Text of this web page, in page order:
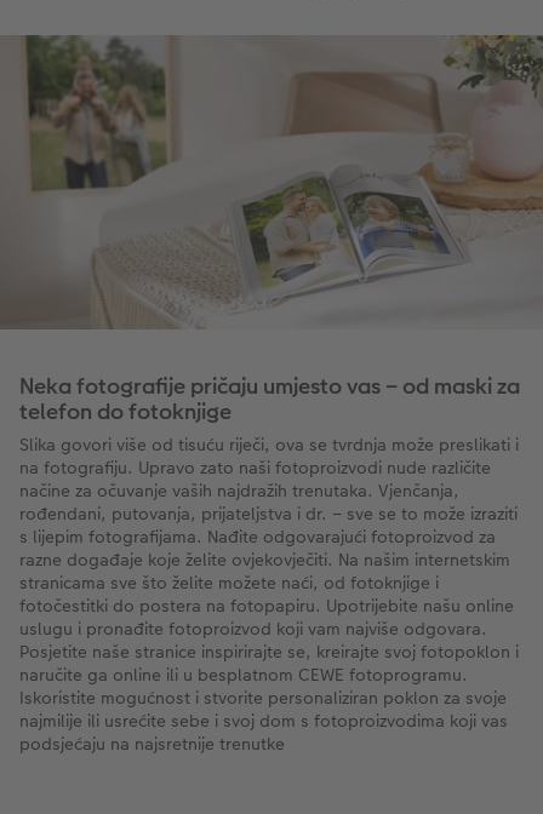
Neka fotografije pričaju umjesto vas – od maski za
telefon do fotoknjige
Slika govori više od tisuću riječi, ova se tvrdnja može preslikati i
na fotografiju. Upravo zato naši fotoproizvodi nude različite
načine za očuvanje vaših najdražih trenutaka. Vjenčanja,
rođendani, putovanja, prijateljstva i dr. – sve se to može izraziti
s lijepim fotografijama. Nađite odgovarajući fotoproizvod za
razne događaje koje želite ovjekovječiti. Na našim internetskim
stranicama sve što želite možete naći, od fotoknjige i
fotočestitki do postera na fotopapiru. Upotrijebite našu online
uslugu i pronađite fotoproizvod koji vam najviše odgovara.
Posjetite naše stranice inspirirajte se, kreirajte svoj fotopoklon i
naručite ga online ili u besplatnom CEWE fotoprogramu.
Iskoristite mogućnost i stvorite personaliziran poklon za svoje
najmilije ili usrećite sebe i svoj dom s fotoproizvodima koji vas
podsjećaju na najsretnije trenutke